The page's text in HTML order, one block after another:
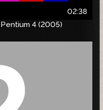
02:38
4 (2005)